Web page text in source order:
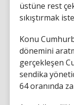
üstüne rest
sıkıştırmak
Konu
dönemini
gerçekleşen
sendika
64 oranında